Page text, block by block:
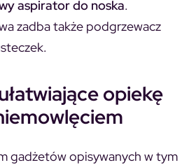
aspirator do noska.
zadba także podgrzewacz
opiekę
gadżetów opisywanych w tym